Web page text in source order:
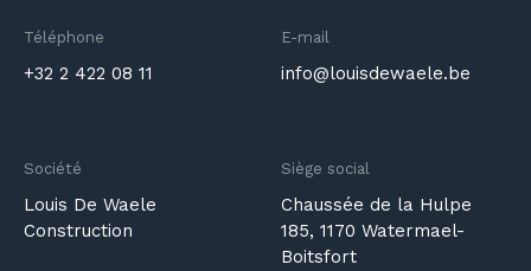
Téléphone
+32 2 422 08 11
E-mail
info@louisdewaele.be
Société
Louis De Waele
Construction
Siège social
Chaussée de la Hulpe
185, 1170 Watermael-
Boitsfort